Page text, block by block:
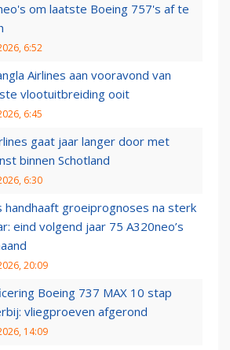
om laatste Boeing 757's af te
6:52
Airlines aan vooravond van
vlootuitbreiding ooit
6:45
gaat jaar langer door met
binnen Schotland
6:30
handhaaft groeiprognoses na sterk
eind volgend jaar 75 A320neo’s
20:09
Boeing 737 MAX 10 stap
vliegproeven afgerond
14:09